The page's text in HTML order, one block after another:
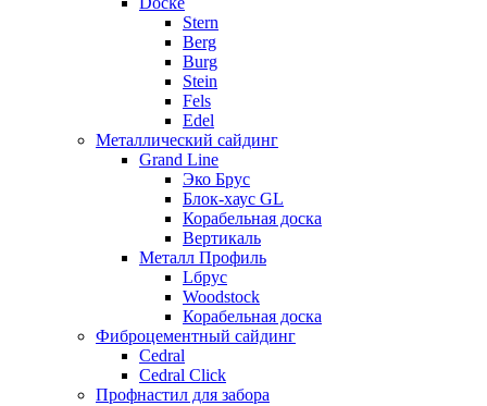
Stern
Berg
Burg
Stein
Fels
Edel
Металлический сайдинг
Grand Line
Эко Брус
Блок-хаус GL
Корабельная доска
Вертикаль
Металл Профиль
Lбрус
Woodstock
Корабельная доска
Фиброцементный сайдинг
Cedral
Cedral Click
Профнастил для забора